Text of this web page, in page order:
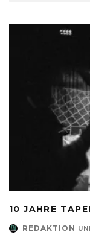
10 JAHRE
REDAKTION